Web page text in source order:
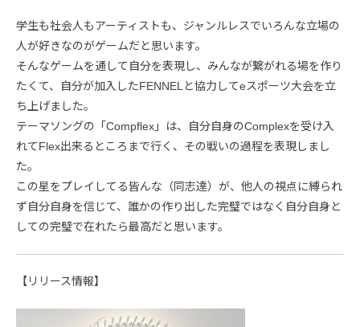
学生も社会人もアーティストも、ジャンルレスでいろんな立場の
人が好きなのがゲームだと思います。
そんなゲームを通して自分を表現し、みんなが繋がれる場を作り
たくて、自分が加入したFENNELと協力してeスポーツ大会を立
ち上げました。
テーマソングの「Compflex」は、自分自身のComplexを受け入
れてFlex出来るところまで行く、その戦いの過程を表現しまし
た。
この星をプレイしてる皆んな（同志達）が、他人の視点に縛られ
ず自分自身を信じて、誰かの作り出した完璧ではなく自分自身と
しての完璧で在れたら最高だと思います。
【リリース情報】